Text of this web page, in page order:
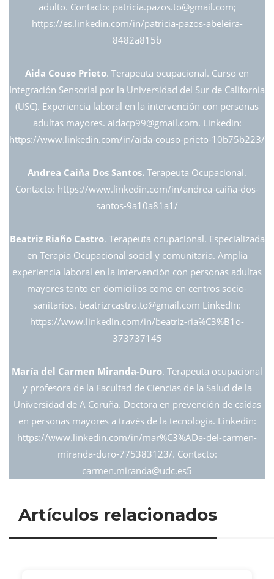
adulto. Contacto: patricia.pazos.to@gmail.com;
https://es.linkedin.com/in/patricia-pazos-abeleira-
8482a815b
Aida Couso Prieto. Terapeuta ocupacional. Curso en
Integración Sensorial por la Universidad del Sur de California
(USC). Experiencia laboral en la intervención con personas
adultas mayores. aidacp99@gmail.com. Linkedin:
https://www.linkedin.com/in/aida-couso-prieto-10b75b223/
Andrea Caiña Dos Santos. Terapeuta Ocupacional.
Contacto: https://www.linkedin.com/in/andrea-caiña-dos-
santos-9a10a81a1/
Beatriz Riaño Castro. Terapeuta ocupacional. Especializada
en Terapia Ocupacional social y comunitaria. Amplia
experiencia laboral en la intervención con personas adultas
mayores tanto en domicilios como en centros socio-
sanitarios. beatrizrcastro.to@gmail.com LinkedIn:
https://www.linkedin.com/in/beatriz-ria%C3%B1o-
373737145
María del Carmen Miranda-Duro. Terapeuta ocupacional
y profesora de la Facultad de Ciencias de la Salud de la
Universidad de A Coruña. Doctora en prevención de caídas
en personas mayores a través de la tecnología. Linkedin:
https://www.linkedin.com/in/mar%C3%ADa-del-carmen-
miranda-duro-775383123/. Contacto:
carmen.miranda@udc.es5
Artículos relacionados